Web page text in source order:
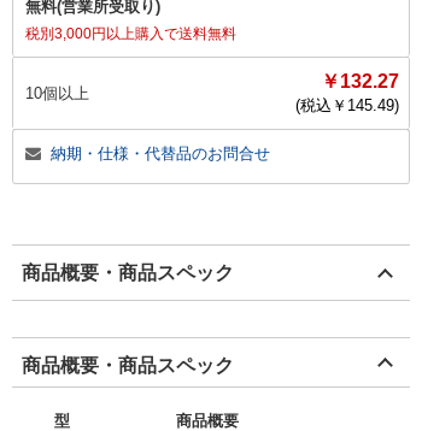
無料(営業所受取り)
税別3,000円以上購入で送料無料
10個以上
￥132.27
(税込￥ 145.49)
納期・仕様・代替品のお問合せ
商品概要・商品スペック
商品概要・商品スペック
型 商品概要